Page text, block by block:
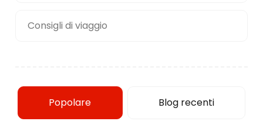
Consigli di viaggio
Popolare Blog recenti